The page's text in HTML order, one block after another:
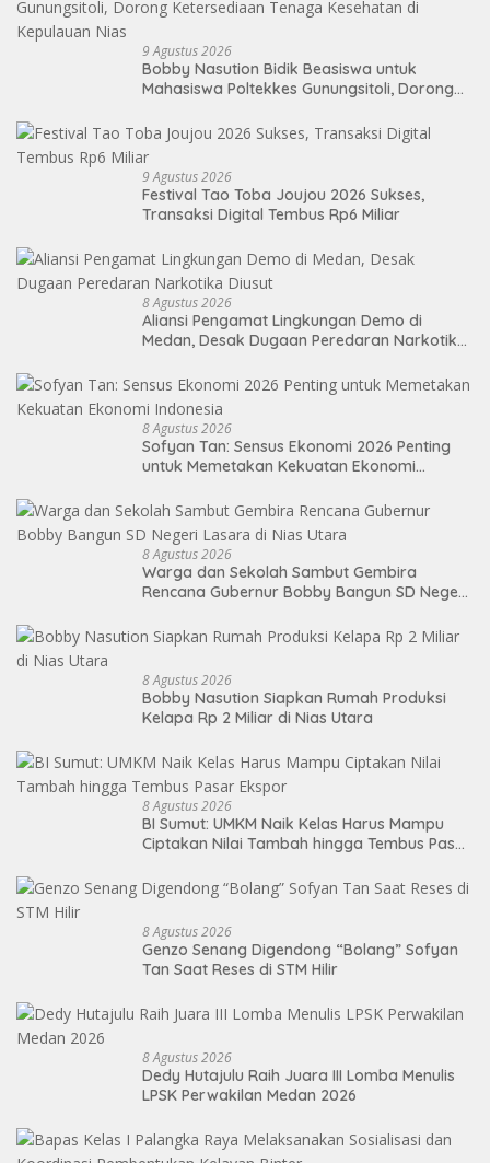
9 Agustus 2026
Bobby Nasution Bidik Beasiswa untuk
Mahasiswa Poltekkes Gunungsitoli, Dorong
Kepulauan Nias
9 Agustus 2026
Festival Tao Toba Joujou 2026 Sukses,
Transaksi Digital Tembus Rp6 Miliar
8 Agustus 2026
Aliansi Pengamat Lingkungan Demo di
Medan, Desak Dugaan Peredaran Narkotika
8 Agustus 2026
Sofyan Tan: Sensus Ekonomi 2026 Penting
untuk Memetakan Kekuatan Ekonomi
8 Agustus 2026
Warga dan Sekolah Sambut Gembira
Rencana Gubernur Bobby Bangun SD Negeri
8 Agustus 2026
Bobby Nasution Siapkan Rumah Produksi
Kelapa Rp 2 Miliar di Nias Utara
8 Agustus 2026
BI Sumut: UMKM Naik Kelas Harus Mampu
Ciptakan Nilai Tambah hingga Tembus Pasar
8 Agustus 2026
Genzo Senang Digendong “Bolang” Sofyan
Tan Saat Reses di STM Hilir
8 Agustus 2026
Dedy Hutajulu Raih Juara III Lomba Menulis
LPSK Perwakilan Medan 2026